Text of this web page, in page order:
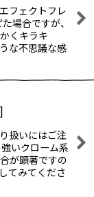
フェクトフレ
場合ですが、
くキラキ
な不思議な感
]
扱いにはご注
いクローム系
が顕著ですの
てみてくださ